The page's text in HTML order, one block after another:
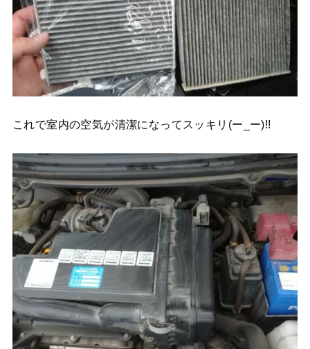
これで室内の空気が清潔になってスッキリ(ー_ー)!!